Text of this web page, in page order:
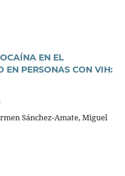
EN EL
EN PERSONAS CON VIH:
Sánchez-Amate, Miguel